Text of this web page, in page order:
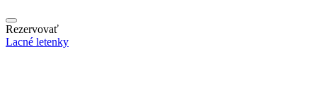
Rezervovať
Lacné letenky